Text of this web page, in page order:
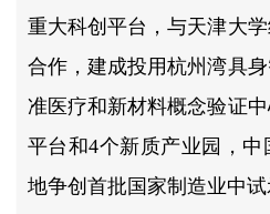
重大科创平台，与天津大
合作，建成投用杭州湾具
准医疗和新材料概念验证
平台和4个新质产业园，
地争创首批国家制造业中试